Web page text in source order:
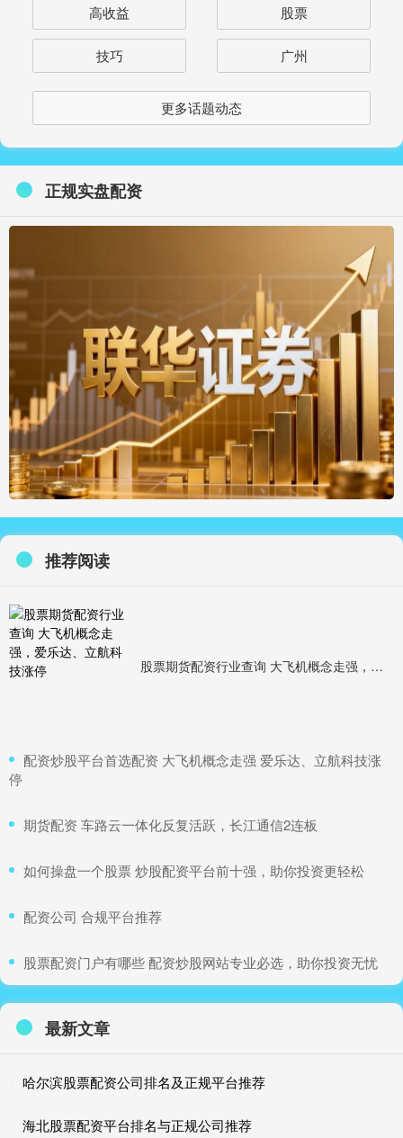
高收益 股票
技巧 广州
更多话题动态
正规实盘配资
推荐阅读
股票期货配资行业查询 大飞机概念走强，爱乐达、立航科技涨停
​配资炒股平台首选配资 大飞机概念走强 爱乐达、立航科技涨
停
​期货配资 车路云一体化反复活跃，长江通信2连板
​如何操盘一个股票 炒股配资平台前十强，助你投资更轻松
​配资公司 合规平台推荐
​股票配资门户有哪些 配资炒股网站专业必选，助你投资无忧
最新文章
哈尔滨股票配资公司排名及正规平台推荐
海北股票配资平台排名与正规公司推荐